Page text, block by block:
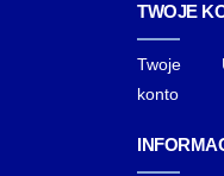
TWOJE
Twoje
konto